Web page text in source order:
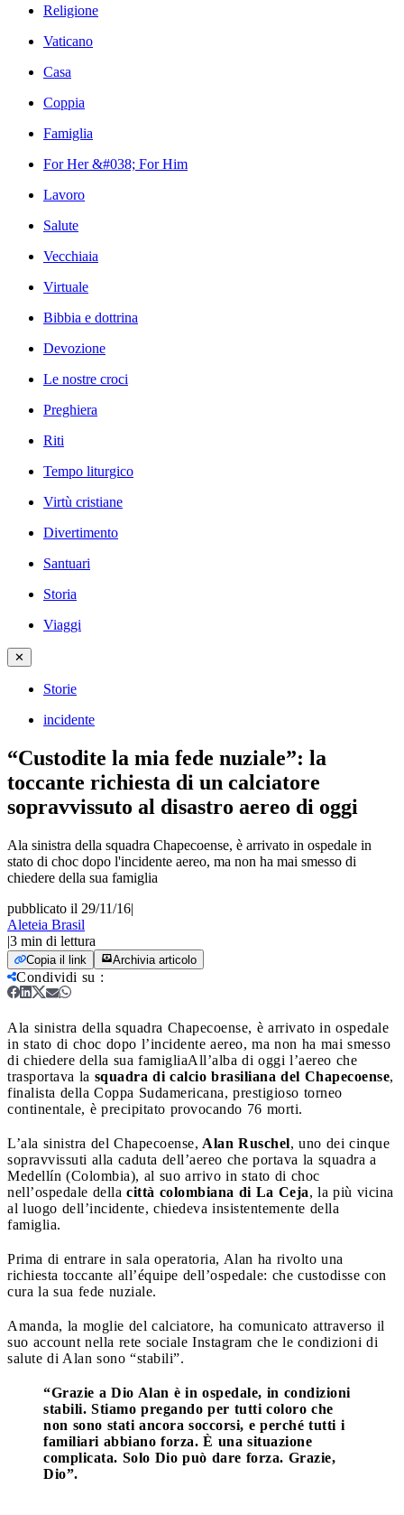
Religione
Vaticano
Casa
Coppia
Famiglia
For Her &#038; For Him
Lavoro
Salute
Vecchiaia
Virtuale
Bibbia e dottrina
Devozione
Le nostre croci
Preghiera
Riti
Tempo liturgico
Virtù cristiane
Divertimento
Santuari
Storia
Viaggi
✕
Storie
incidente
“Custodite la mia fede nuziale”: la
toccante richiesta di un calciatore
sopravvissuto al disastro aereo di oggi
Ala sinistra della squadra Chapecoense, è arrivato in ospedale in
stato di choc dopo l'incidente aereo, ma non ha mai smesso di
chiedere della sua famiglia
pubblicato il 29/11/16|
Aleteia Brasil
|3 min di lettura
Copia il link Archivia articolo
Condividi su :
Ala sinistra della squadra Chapecoense, è arrivato in ospedale
in stato di choc dopo l’incidente aereo, ma non ha mai smesso
di chiedere della sua famigliaAll’alba di oggi l’aereo che
trasportava la squadra di calcio brasiliana del Chapecoense,
finalista della Coppa Sudamericana, prestigioso torneo
continentale, è precipitato provocando 76 morti.
L’ala sinistra del Chapecoense, Alan Ruschel, uno dei cinque
sopravvissuti alla caduta dell’aereo che portava la squadra a
Medellín (Colombia), al suo arrivo in stato di choc
nell’ospedale della città colombiana di La Ceja, la più vicina
al luogo dell’incidente, chiedeva insistentemente della
famiglia.
Prima di entrare in sala operatoria, Alan ha rivolto una
richiesta toccante all’équipe dell’ospedale: che custodisse con
cura la sua fede nuziale.
Amanda, la moglie del calciatore, ha comunicato attraverso il
suo account nella rete sociale Instagram che le condizioni di
salute di Alan sono “stabili”.
“Grazie a Dio Alan è in ospedale, in condizioni
stabili. Stiamo pregando per tutti coloro che
non sono stati ancora soccorsi, e perché tutti i
familiari abbiano forza. È una situazione
complicata. Solo Dio può dare forza. Grazie,
Dio”.